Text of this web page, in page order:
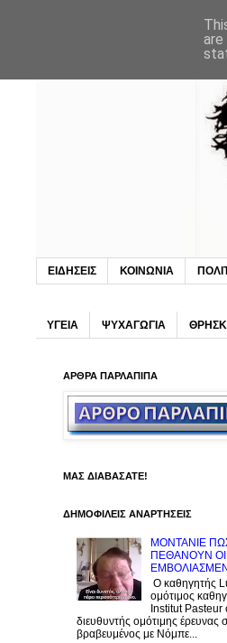
ΕΙΔΗΣΕΙΣ ΚΟΙΝΩΝΙΑ
ΥΓΕΙΑ ΨΥΧΑΓΩΓΙΑ
ΑΡΘΡΑ ΠΑΡΛΑΠΙΠΑ
ΜΑΣ ΔΙΑΒΑΣΑΤΕ!
ΔΗΜΟΦΙΛΕΙΣ ΑΝΑΡΤΗΣΕΙΣ
ΜΟΝΤΑΝΙΕ
ΠΕΘΑΝΟΥΝ ΟΙ
Ο καθηγητής
ομότιμος
Institut Pasteur
διευθυντής ομότιμης έρευνας
βραβευμένος με Νόμπε...